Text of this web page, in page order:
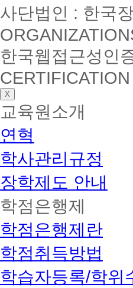
사단법인 : 한국
한국웹접근성인
X
교육원소개
연혁
학사관리규정
장학제도 안내
학점은행제
학점은행제란
학점취득방법
학습자등록/학위